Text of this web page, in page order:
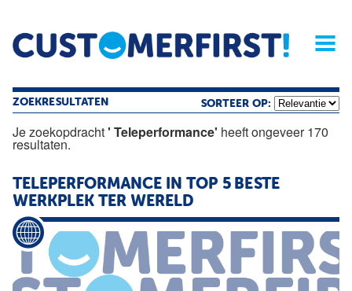
Home Opinie Archief
Magazine
ZOEKRESULTATEN SORTEER OP:
Je zoekopdracht' Teleperformance' heeft ongeveer 170
resultaten.
TELEPERFORMANCE IN TOP 5 BESTE
WERKPLEK TER WERELD